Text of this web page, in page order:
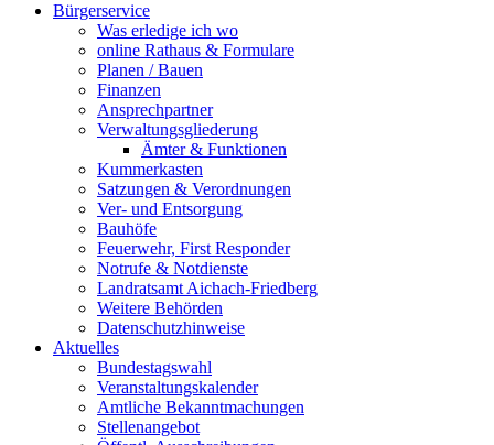
Bürgerservice
Was erledige ich wo
online Rathaus & Formulare
Planen / Bauen
Finanzen
Ansprechpartner
Verwaltungsgliederung
Ämter & Funktionen
Kummerkasten
Satzungen & Verordnungen
Ver- und Entsorgung
Bauhöfe
Feuerwehr, First Responder
Notrufe & Notdienste
Landratsamt Aichach-Friedberg
Weitere Behörden
Datenschutzhinweise
Aktuelles
Bundestagswahl
Veranstaltungskalender
Amtliche Bekanntmachungen
Stellenangebot